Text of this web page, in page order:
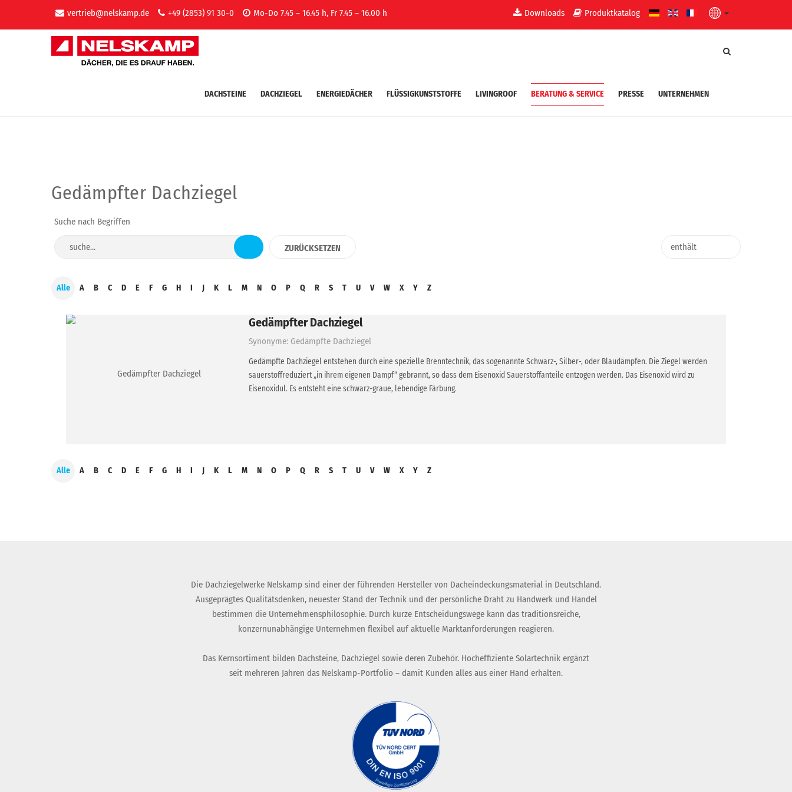
vertrieb@nelskamp.de +49 (2853) 91 30-0 Mo-Do 7.45 – 16.45 h, Fr 7.45 – 16.00 h Downloads Produktkatalog
DACHSTEINE DACHZIEGEL ENERGIEDÄCHER FLÜSSIGKUNSTSTOFFE LIVINGROOF BERATUNG & SERVICE PRESSE UNTERNEHMEN
Gedämpfter Dachziegel
Suche nach Begriffen
Alle A B C D E F G H I J K L M N O P Q R S T U V W X Y Z
Gedämpfter Dachziegel
Synonyme: Gedämpfte Dachziegel
Gedämpfte Dachziegel entstehen durch eine spezielle Brenntechnik, das sogenannte Schwarz-, Silber-, oder Blaudämpfen. Die Ziegel werden
sauerstoffreduziert „in ihrem eigenen Dampf“ gebrannt, so dass dem Eisenoxid Sauerstoffanteile entzogen werden. Das Eisenoxid wird zu
Eisenoxidul. Es entsteht eine schwarz-graue, lebendige Färbung.
Alle A B C D E F G H I J K L M N O P Q R S T U V W X Y Z
Die Dachziegelwerke Nelskamp sind einer der führenden Hersteller von Dacheindeckungsmaterial in Deutschland.
Ausgeprägtes Qualitätsdenken, neuester Stand der Technik und der persönliche Draht zu Handwerk und Handel
bestimmen die Unternehmensphilosophie. Durch kurze Entscheidungswege kann das traditionsreiche,
konzernunabhängige Unternehmen flexibel auf aktuelle Marktanforderungen reagieren.
Das Kernsortiment bilden Dachsteine, Dachziegel sowie deren Zubehör. Hocheffiziente Solartechnik ergänzt
seit mehreren Jahren das Nelskamp-Portfolio – damit Kunden alles aus einer Hand erhalten.